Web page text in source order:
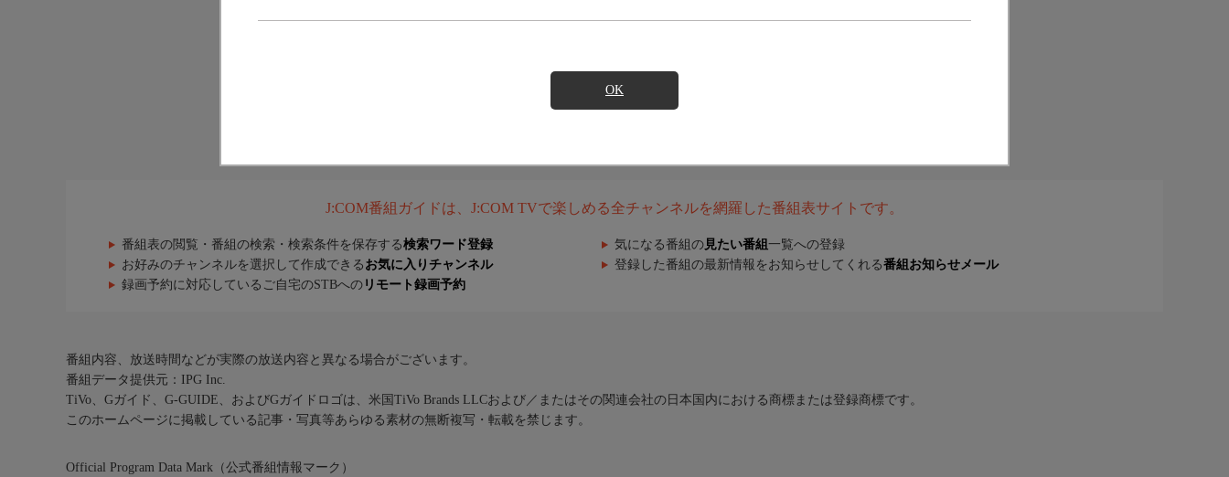
OK
J:COM番組ガイドは、J:COM TVで楽しめる全チャンネルを網羅した番組表サイトです。
番組表の閲覧・番組の検索・検索条件を保存する検索ワード登録 気になる番組の 見たい番組 一覧への登録
お好みのチャンネルを選択して作成できる お気に入りチャンネル 登録した番組の最新情報をお知らせしてくれる番組お知らせメール
録画予約に対応しているご自宅のSTBへの リモート録画予約
番組内容、放送時間などが実際の放送内容と異なる場合がございます。
番組データ提供元：IPG Inc.
TiVo、Gガイド、G-GUIDE、およびGガイドロゴは、米国TiVo Brands LLCおよび／またはその関連会社の日本国内における商標または登録商標です。
このホームページに掲載している記事・写真等あらゆる素材の無断複写・転載を禁じます。
Official Program Data Mark（公式番組情報マーク）